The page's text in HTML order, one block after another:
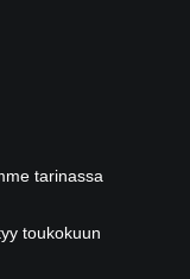
tarinassa
toukokuun